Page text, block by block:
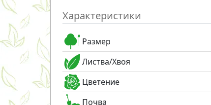
Характеристики
Размер
Листва/Хвоя
Цветение
Почва